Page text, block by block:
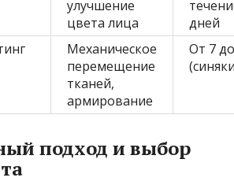
улучшение
цвета лица
дней
Механическое
перемещение
тканей,
армирование
От 7
подход и выбор